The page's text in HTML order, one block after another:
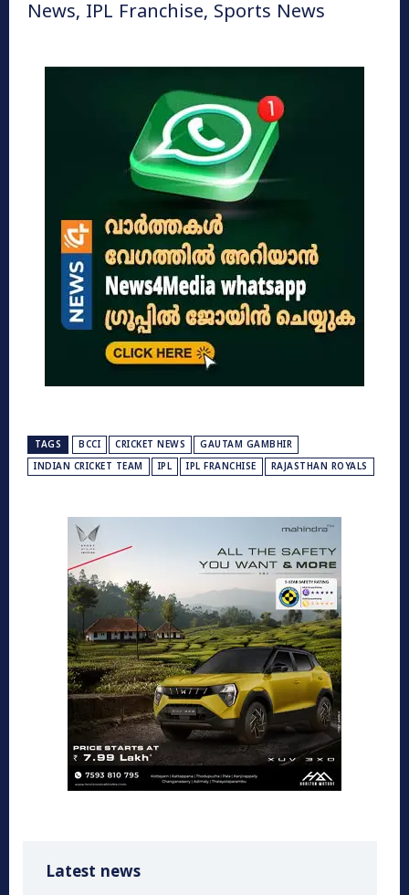
News, IPL Franchise, Sports News
TAGS BCCI CRICKET NEWS
GAUTAM GAMBHIR
INDIAN CRICKET TEAM
IPL IPL FRANCHISE RAJASTHAN ROYALS
Latest news